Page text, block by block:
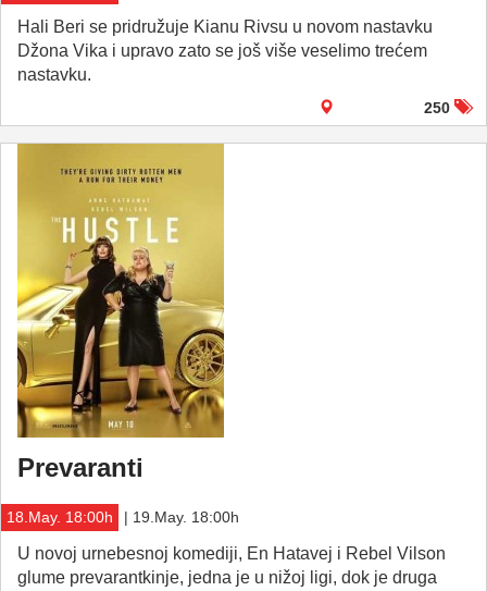
Hali Beri se pridružuje Kianu Rivsu u novom nastavku
Džona Vika i upravo zato se još više veselimo trećem
nastavku.
250
Prevaranti
18.May. 18:00h | 19.May. 18:00h
U novoj urnebesnoj komediji, En Hatavej i Rebel Vilson
glume prevarantkinje, jedna je u nižoj ligi, dok je druga